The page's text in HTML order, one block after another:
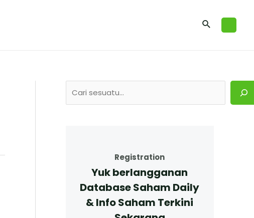
Registration
Yuk berlangganan
Database Saham Daily
& Info Saham Terkini